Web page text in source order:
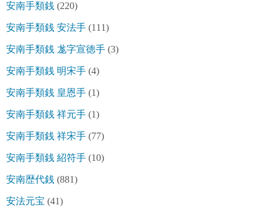
安南手類銭 (220)
安南手類銭 安法手 (111)
安南手類銭 尨字宣徳手 (3)
安南手類銭 明宋手 (4)
安南手類銭 皇恩手 (1)
安南手類銭 祥元手 (1)
安南手類銭 祥宋手 (77)
安南手類銭 紹符手 (10)
安南歴代銭 (881)
安法元宝 (41)